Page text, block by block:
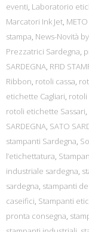
eventi, Laboratorio
Marcatori Ink Jet,
stampa, News-Novità
Prezzatrici Sardegna,
SARDEGNA, RFID
Ribbon, rotoli cassa,
etichette Cagliari, rotoli
rotoli etichette Sassari,
SARDEGNA, SATO
stampanti Sardegna,
l’etichettatura,
industriale sardegna,
sardegna, stampanti
caseifici, Stampanti
pronta consegna,